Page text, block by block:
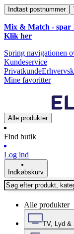
Indtast postnummer
Mix & Match - spar
Klik her
Spring navigationen
Kundeservice
Privatkunde
Mine favoritter
Alle produkter
Find butik
Log ind
Indkøbskurv
Alle produkter
TV, Lyd &